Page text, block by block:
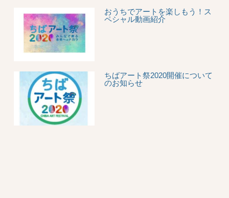
おうちでアートを楽しもう！ス
ペシャル動画紹介
ちばアート祭2020開催について
のお知らせ